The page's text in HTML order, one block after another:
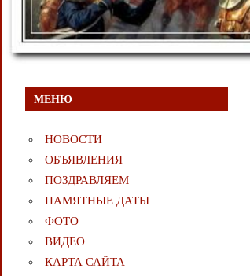
МЕНЮ
НОВОСТИ
ОБЪЯВЛЕНИЯ
ПОЗДРАВЛЯЕМ
ПАМЯТНЫЕ ДАТЫ
ФОТО
ВИДЕО
КАРТА САЙТА